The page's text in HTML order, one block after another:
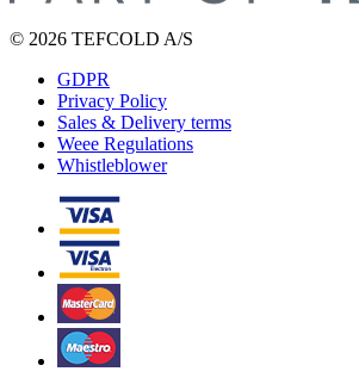
© 2026 TEFCOLD A/S
GDPR
Privacy Policy
Sales & Delivery terms
Weee Regulations
Whistleblower